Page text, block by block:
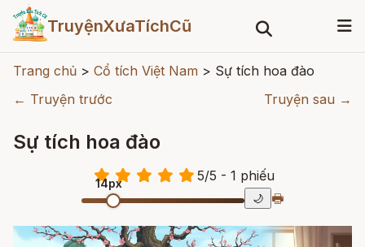
TruyệnXưaTíchCũ
Trang chủ > Cổ tích Việt Nam > Sự tích hoa đào
← Truyện trước
Truyện sau →
Sự tích hoa đào
5/5 - 1 phiếu
14px
🌙 🖶